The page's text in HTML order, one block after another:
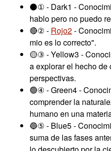
⚫① - Dark1 -
hablo pero no puedo
🔴② - Rojo2-
mio es lo correcto".
🟡③ - Yellow3 -
a explorar el hecho de
perspectivas.
🟢④ - Green4 -
comprender la
humano en una
🔵⑤ - Blue5 -
suma de las fases